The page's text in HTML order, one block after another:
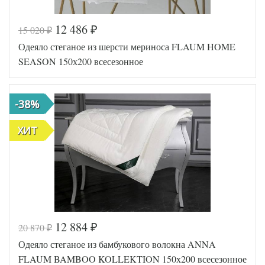
Код товара
Артикул
HC-06158
Ширина х
Длина
150х200 (1,5-сп)
Сезонность
Всесезонное
Наполнитель
Силиконизированное
волокно
Ткань
Мако-сатин
Производитель
Flaum Home (Россия)
Код товара
554-799
Артикул
HS-03158
Ширина х
150х200
15 020₽ 12 486 ₽
Одеяло стеганое из шерсти мериноса FLAUM HOME
SEASON 150х200 всесезонное
-38%
ХИТ
20 870₽ 12 884 ₽
Одеяло стеганое из бамбукового волокна ANNA
FLAUM BAMBOO KOLLEKTION 150х200 всесезонное